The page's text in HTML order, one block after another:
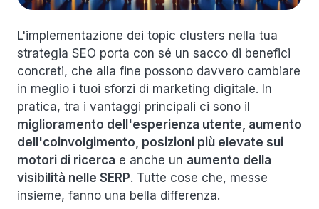
L'implementazione dei topic clusters nella tua
strategia SEO porta con sé un sacco di benefici
concreti, che alla fine possono davvero cambiare
in meglio i tuoi sforzi di marketing digitale. In
pratica, tra i vantaggi principali ci sono il
miglioramento dell'esperienza utente, aumento
dell'coinvolgimento, posizioni più elevate sui
motori di ricerca e anche un aumento della
visibilità nelle SERP. Tutte cose che, messe
insieme, fanno una bella differenza.